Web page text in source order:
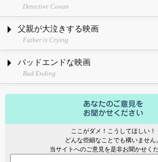
Detective Conan
父親が大泣きする映画
Father is Crying
バッドエンドな映画
Bad Ending
ここがダメ！こうしてほしい！
どんな些細なことでも構いません。
当サイトへのご意見を是非お聞かせくだ